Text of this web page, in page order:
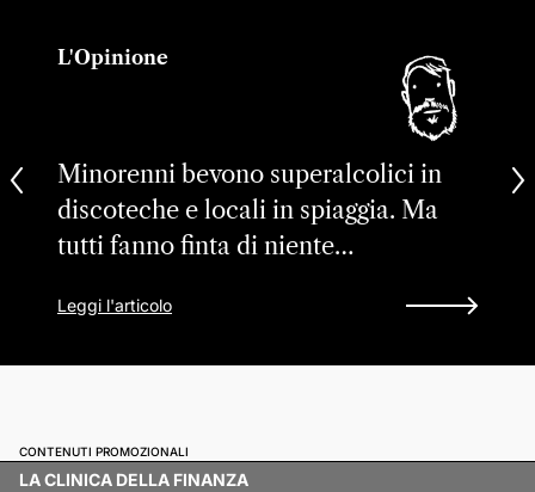
L'Opinione
Minorenni bevono superalcolici in
discoteche e locali in spiaggia. Ma
tutti fanno finta di niente…
Leggi l'articolo
CONTENUTI PROMOZIONALI
LA CLINICA DELLA FINANZA